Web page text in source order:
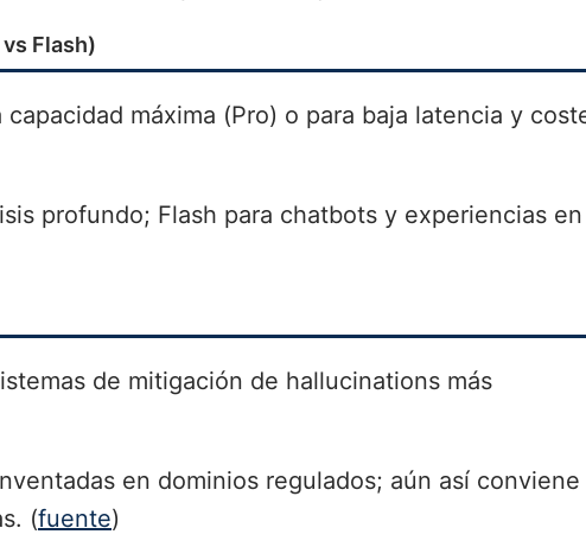
Flash)
máxima (Pro) o para baja latencia y
profundo; Flash para chatbots y experiencias en
de mitigación de hallucinations más
en dominios regulados; aún así conviene
(fuente)